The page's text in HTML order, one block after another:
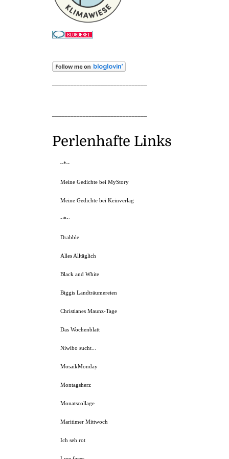
Perlenhafte Links
~*~
Meine Gedichte bei MyStory
Meine Gedichte bei Keinverlag
~*~
Drabble
Alles Alltäglich
Black and White
Biggis Landträumereien
Christianes Maunz-Tage
Das Wochenblatt
Niwibo sucht...
MosaikMonday
Montagsherz
Monatscollage
Maritimer Mittwoch
Ich seh rot